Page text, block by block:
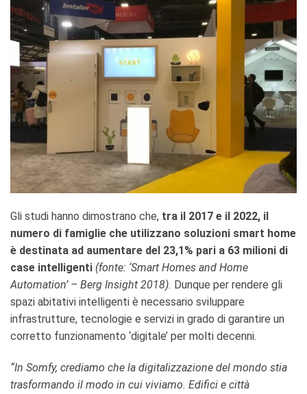
Gli studi hanno dimostrano che, tra il 2017 e il 2022, il
numero di famiglie che utilizzano soluzioni smart home
è destinata ad aumentare del 23,1% pari a 63 milioni di
case intelligenti (fonte: ‘Smart Homes and Home
Automation’ – Berg Insight 2018). Dunque per rendere gli
spazi abitativi intelligenti è necessario sviluppare
infrastrutture, tecnologie e servizi in grado di garantire un
corretto funzionamento ‘digitale’ per molti decenni.
“In Somfy, crediamo che la digitalizzazione del mondo stia
trasformando il modo in cui viviamo. Edifici e città